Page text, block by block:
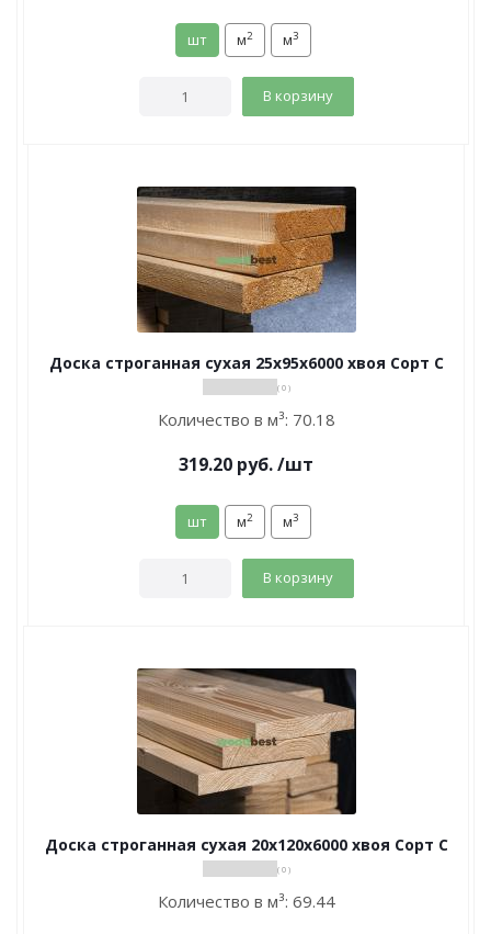
шт м2 м3
В корзину
Доска строганная сухая 25х95х6000 хвоя Сорт С
( 0 )
Количество в м³: 70.18
319.20 руб./шт
шт м2 м3
В корзину
Доска строганная сухая 20х120х6000 хвоя Сорт С
( 0 )
Количество в м³: 69.44